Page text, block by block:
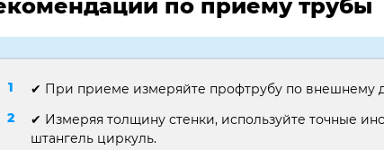
по приему трубы
✔ При приеме измеряйте профтрубу по внешнему
✔ Измеряя толщину стенки, используйте точные
штангель циркуль.